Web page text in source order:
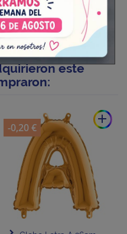
este
add
-0,20 €